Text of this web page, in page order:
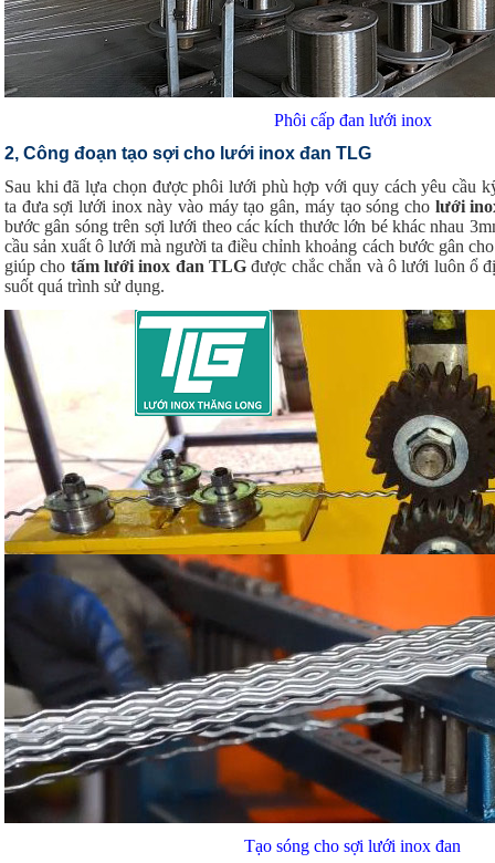
Phôi cấp đan lưới inox
2, Công đoạn tạo sợi cho lưới inox đan TLG
Sau khi đã lựa chọn được phôi lưới phù hợp với quy cách yêu cầu
ta đưa sợi lưới inox này vào máy tạo gân, máy tạo sóng cho lưới
bước gân sóng trên sợi lưới theo các kích thước lớn bé khác nhau
cầu sản xuất ô lưới mà người ta điều chỉnh khoảng cách bước gân
giúp cho tấm lưới inox đan TLG được chắc chắn và ô lưới luôn ổ
suốt quá trình sử dụng.
Tạo sóng cho sợi lưới inox đan